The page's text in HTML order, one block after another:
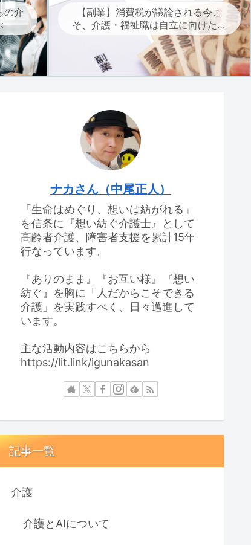
の介
【副業】消費税が議論される今こ
そ、介護・福祉職は自立に向けた副
業を考えよう
ナカさん（中尾正人）
「生命はめぐり、想いは紡がれる」
を信条に『想い紡ぐ介護士』として
高齢者介護、障害者支援を累計15年
行なっています。
『ありのまま』『お互い様』『想い
紡ぐ』を胸に「人だからこそできる
介護」を実践すべく、日々邁進して
います。
主な活動内容はこちらから
https://lit.link/igunakasan
記事一覧
介護
介護とAIについて